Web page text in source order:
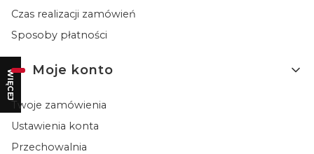
WIĘCEJ
Czas realizacji zamówień
Sposoby płatności
Moje konto
Twoje zamówienia
Ustawienia konta
Przechowalnia